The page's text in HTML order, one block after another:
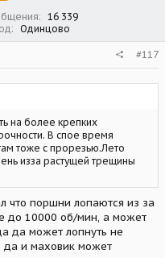
16 339
Одинцово
#117
на более крепких
В спое время
тоже с прорезью.Лето
изза растущей трещины
поршни лопаются из за
до 10000 об/мин, а может
да может лопнуть не
да и маховик может